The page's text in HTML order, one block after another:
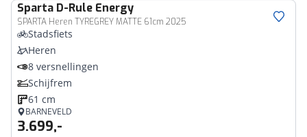
Sparta D-Rule Energy
SPARTA Heren TYREGREY MATTE 61cm 2025
Stadsfiets
Heren
8 versnellingen
Schijfrem
61 cm
BARNEVELD
3.699,-